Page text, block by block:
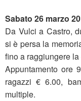
Sabato 26 marzo
Da Vulci a Castro,
si è persa la
fino a raggiungere
Appuntamento ore
ragazzi € 6.00,
multiple.